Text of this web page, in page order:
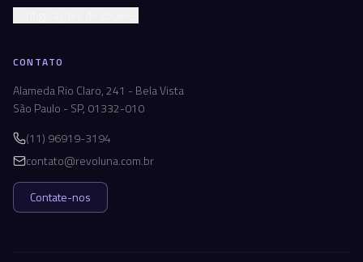
CONTATO
Alameda Rio Claro, 241 - Bela Vista
São Paulo - SP, 01332-010
(11) 96919-3194
contato@revoluna.com.br
Contate-nos